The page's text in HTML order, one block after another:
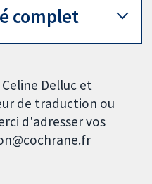
complet
Delluc et
de traduction ou
d'adresser vos